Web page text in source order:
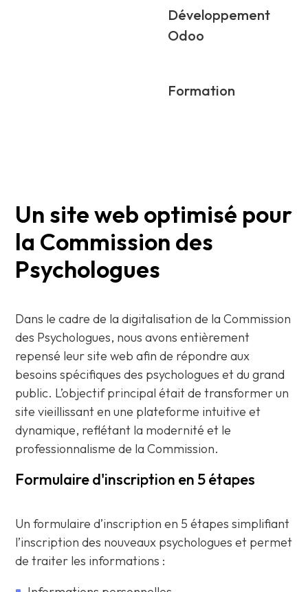
Développement
Odoo
Formation
Un site web optimisé pour
la Commission des
Psychologues
Dans le cadre de la digitalisation de la Commission
des Psychologues, nous avons entièrement
repensé leur site web afin de répondre aux
besoins spécifiques des psychologues et du grand
public. L’objectif principal était de transformer un
site vieillissant en une plateforme intuitive et
dynamique, reflétant la modernité et le
professionnalisme de la Commission.
Formulaire d'inscription en 5 étapes
Un formulaire d’inscription en 5 étapes simplifiant
l’inscription des nouveaux psychologues et permet
de traiter les informations :